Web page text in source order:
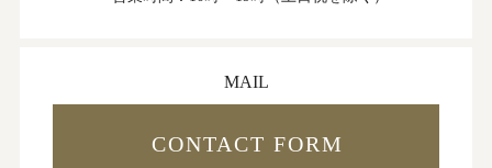
MAIL
CONTACT FORM